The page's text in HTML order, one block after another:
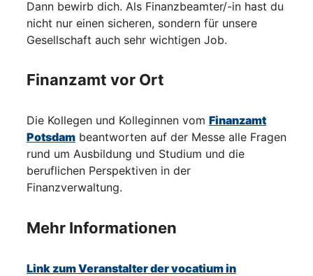
Dann bewirb dich. Als Finanzbeamter/-in hast du
nicht nur einen sicheren, sondern für unsere
Gesellschaft auch sehr wichtigen Job.
Finanzamt vor Ort
Die Kollegen und Kolleginnen vom Finanzamt
Potsdam beantworten auf der Messe alle Fragen
rund um Ausbildung und Studium und die
beruflichen Perspektiven in der
Finanzverwaltung.
Mehr Informationen
Link zum Veranstalter der vocatium in